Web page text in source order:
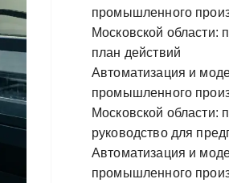
промышленного
Московской области:
план действий
Автоматизация и
промышленного
Московской области:
руководство для
Автоматизация и
промышленного